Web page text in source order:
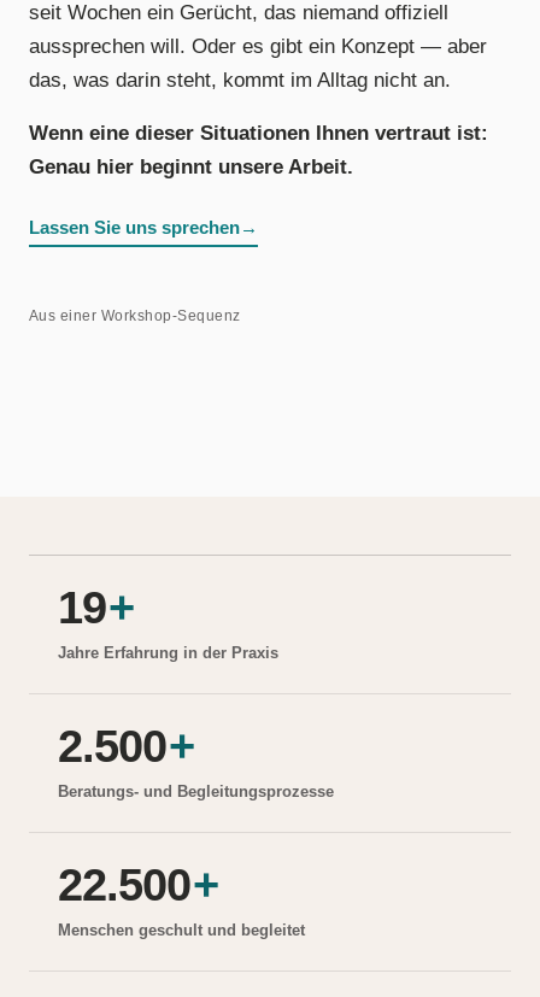
seit Wochen ein Gerücht, das niemand offiziell
aussprechen will. Oder es gibt ein Konzept — aber
das, was darin steht, kommt im Alltag nicht an.
Wenn eine dieser Situationen Ihnen vertraut ist:
Genau hier beginnt unsere Arbeit.
Lassen Sie uns sprechen→
Aus einer Workshop-Sequenz
19+
Jahre Erfahrung in der Praxis
2.500+
Beratungs- und Begleitungsprozesse
22.500+
Menschen geschult und begleitet